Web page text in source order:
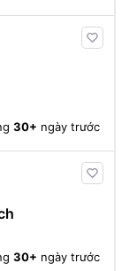
30+ ngày trước
30+ ngày trước